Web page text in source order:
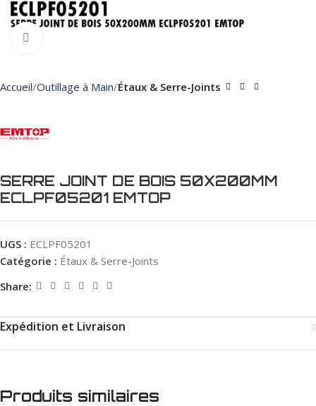
Accueil Outillage à Main Étaux & Serre-Joints
SERRE JOINT DE BOIS 50X200MM
ECLPF05201 EMTOP
UGS : ECLPF05201
Catégorie : Étaux & Serre-Joints
Share:
Expédition et Livraison
Produits similaires